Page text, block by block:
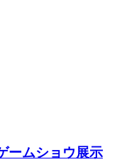
ームショウ展示